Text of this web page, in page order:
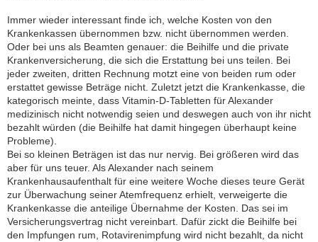
Immer wieder interessant finde ich, welche Kosten von den
Krankenkassen übernommen bzw. nicht übernommen werden.
Oder bei uns als Beamten genauer: die Beihilfe und die private
Krankenversicherung, die sich die Erstattung bei uns teilen. Bei
jeder zweiten, dritten Rechnung motzt eine von beiden rum oder
erstattet gewisse Beträge nicht. Zuletzt jetzt die Krankenkasse, die
kategorisch meinte, dass Vitamin-D-Tabletten für Alexander
medizinisch nicht notwendig seien und deswegen auch von ihr nicht
bezahlt würden (die Beihilfe hat damit hingegen überhaupt keine
Probleme).
Bei so kleinen Beträgen ist das nur nervig. Bei größeren wird das
aber für uns teuer. Als Alexander nach seinem
Krankenhausaufenthalt für eine weitere Woche dieses teure Gerät
zur Überwachung seiner Atemfrequenz erhielt, verweigerte die
Krankenkasse die anteilige Übernahme der Kosten. Das sei im
Versicherungsvertrag nicht vereinbart. Dafür zickt die Beihilfe bei
den Impfungen rum, Rotavirenimpfung wird nicht bezahlt, da nicht